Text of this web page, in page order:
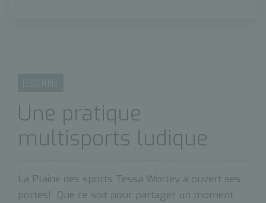
Une pratique
multisports ludique
La Plaine des sports Tessa Worley a ouvert ses
portes! Que ce soit pour partager un moment